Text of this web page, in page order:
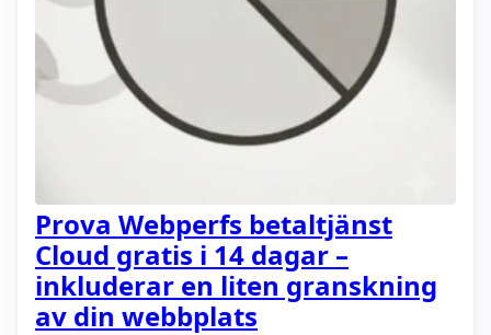
Prova Webperfs betaltjänst
Cloud gratis i 14 dagar –
inkluderar en liten granskning
av din webbplats